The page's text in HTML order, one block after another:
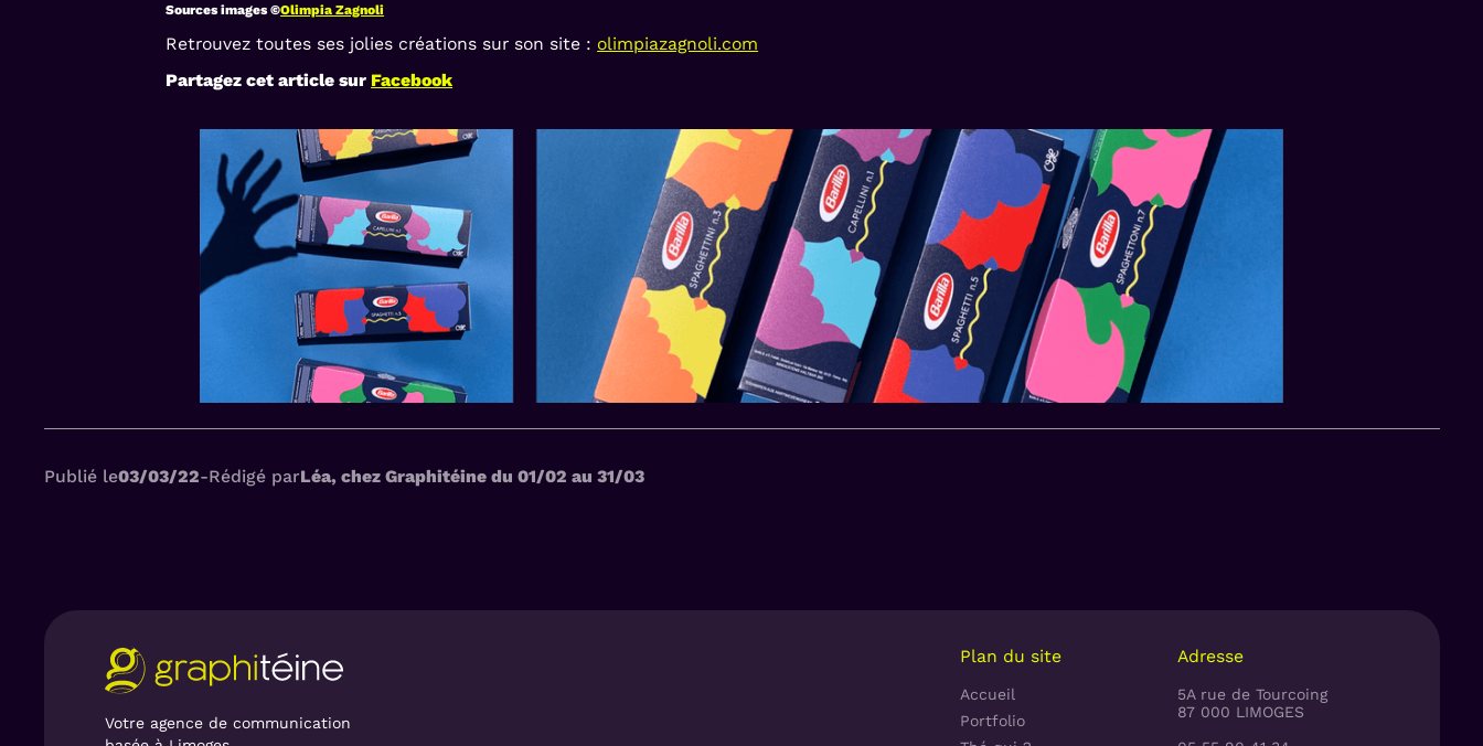
Sources images ©Olimpia Zagnoli
Retrouvez toutes ses jolies créations sur son site : olimpiazagnoli.com
Partagez cet article sur Facebook
Publié le03/03/22-Rédigé parLéa, chez Graphitéine du 01/02 au 31/03
Votre agence de communication
Plan du site
Accueil
Portfolio
Adresse
5A rue de Tourcoing
87 000 LIMOGES